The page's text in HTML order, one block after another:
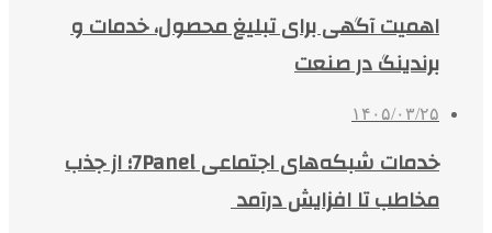
اهمیت آگهی برای تبلیغ محصول، خدمات و
برندینگ در صنعت
۱۴۰۵/۰۳/۲۵
خدمات شبکه‌های اجتماعی 7Panel؛ از جذب
مخاطب تا افزایش درآمد